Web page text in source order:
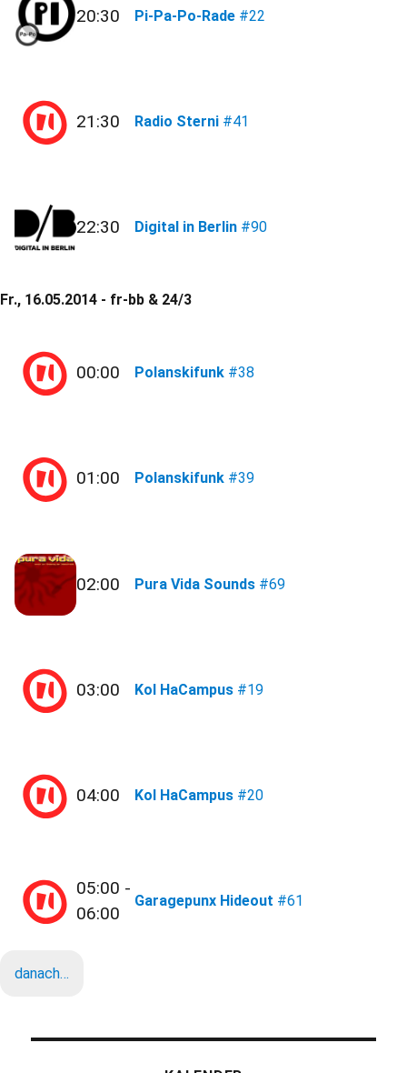
20:30 Pi-Pa-Po-Rade #22
21:30 Radio Sterni #41
22:30 Digital in Berlin #90
Fr., 16.05.2014 - fr-bb & 24/3
00:00 Polanskifunk #38
01:00 Polanskifunk #39
02:00 Pura Vida Sounds #69
03:00 Kol HaCampus #19
04:00 Kol HaCampus #20
05:00 -
06:00
Garagepunx Hideout #61
danach…